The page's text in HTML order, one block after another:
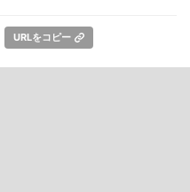
URLをコピー